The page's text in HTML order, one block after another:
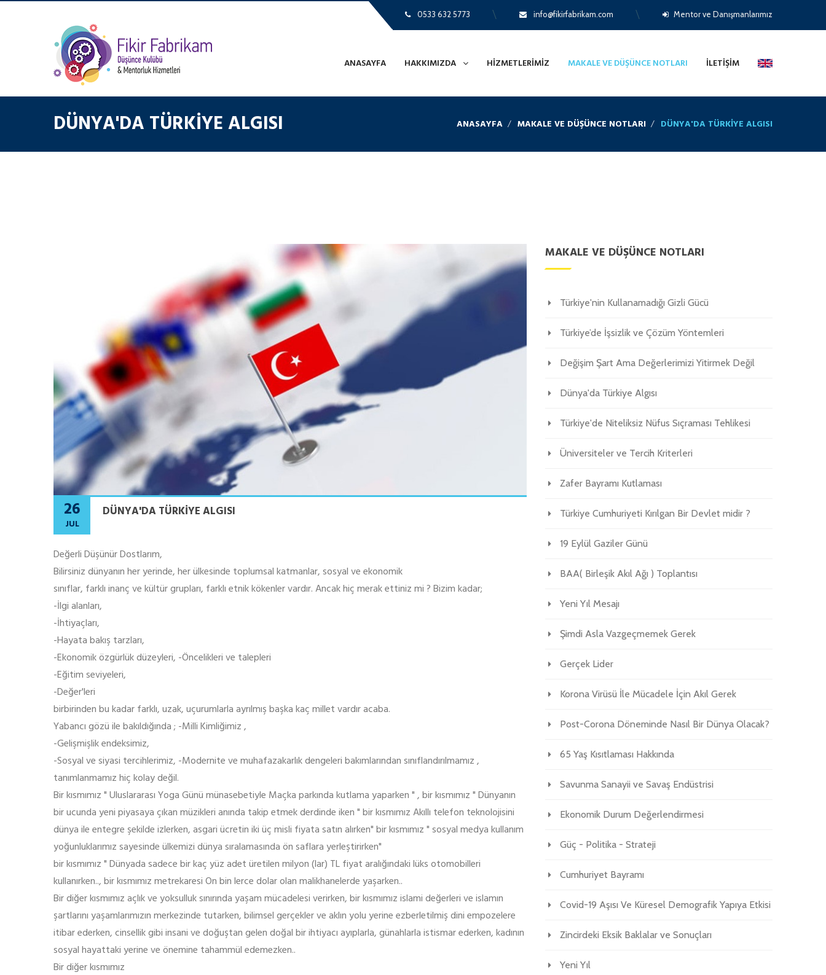
0533 632 5773 info@fikirfabrikam.com Mentor ve Danışmanlarımız
ANASAYFA HAKKIMIZDA HIZMETLERIMIZ MAKALE VE DÜŞÜNCE NOTLARI İLETIŞIM
DÜNYA'DA TÜRKIYE ALGISI ANASAYFA MAKALE VE DÜŞÜNCE NOTLARI DÜNYA'DA TÜRKIYE ALGISI
26
JUL
DÜNYA'DA TÜRKIYE ALGISI
Değerli Düşünür Dostlarım,
Bilirsiniz dünyanın her yerinde, her ülkesinde toplumsal katmanlar, sosyal ve ekonomik
sınıflar, farklı inanç ve kültür grupları, farklı etnik kökenler vardır. Ancak hiç merak ettiniz mi ? Bizim kadar;
-İlgi alanları,
-İhtiyaçları,
-Hayata bakış tarzları,
-Ekonomik özgürlük düzeyleri, -Öncelikleri ve talepleri
-Eğitim seviyeleri,
-Değer'leri
birbirinden bu kadar farklı, uzak, uçurumlarla ayrılmış başka kaç millet vardır acaba.
Yabancı gözü ile bakıldığında ; -Milli Kimliğimiz ,
-Gelişmişlik endeksimiz,
-Sosyal ve siyasi tercihlerimiz, -Modernite ve muhafazakarlık dengeleri bakımlarından sınıflandırılmamız ,
tanımlanmamız hiç kolay değil.
Bir kısmımız " Uluslararası Yoga Günü münasebetiyle Maçka parkında kutlama yaparken " , bir kısmımız " Dünyanın
bir ucunda yeni piyasaya çıkan müzikleri anında takip etmek derdinde iken " bir kısmımız Akıllı telefon teknolojisini
dünya ile entegre şekilde izlerken, asgari ücretin iki üç misli fiyata satın alırken" bir kısmımız " sosyal medya kullanım
yoğunluklarımız sayesinde ülkemizi dünya sıralamasında ön saflara yerleştirirken"
bir kısmımız " Dünyada sadece bir kaç yüz adet üretilen milyon (lar) TL fiyat aralığındaki lüks otomobilleri
kullanırken.., bir kısmımız metrekaresi On bin lerce dolar olan malikhanelerde yaşarken..
Bir diğer kısmımız açlık ve yoksulluk sınırında yaşam mücadelesi verirken, bir kısmımız islami değerleri ve islamın
şartlarını yaşamlarımızın merkezinde tutarken, bilimsel gerçekler ve aklın yolu yerine ezberletilmiş dini empozelere
itibar ederken, cinsellik gibi insani ve doğuştan gelen doğal bir ihtiyacı ayıplarla, günahlarla istismar ederken, kadının
sosyal hayattaki yerine ve önemine tahammül edemezken..
Bir diğer kısmımız
MAKALE VE DÜŞÜNCE NOTLARI
Türkiye'nin Kullanamadığı Gizli Gücü
Türkiye’de İşsizlik ve Çözüm Yöntemleri
Değişim Şart Ama Değerlerimizi Yitirmek Değil
Dünya'da Türkiye Algısı
Türkiye'de Niteliksiz Nüfus Sıçraması Tehlikesi
Üniversiteler ve Tercih Kriterleri
Zafer Bayramı Kutlaması
Türkiye Cumhuriyeti Kırılgan Bir Devlet midir ?
19 Eylül Gaziler Günü
BAA( Birleşik Akıl Ağı ) Toplantısı
Yeni Yıl Mesajı
Şimdi Asla Vazgeçmemek Gerek
Gerçek Lider
Korona Virüsü İle Mücadele İçin Akıl Gerek
Post-Corona Döneminde Nasıl Bir Dünya Olacak?
65 Yaş Kısıtlaması Hakkında
Savunma Sanayii ve Savaş Endüstrisi
Ekonomik Durum Değerlendirmesi
Güç - Politika - Strateji
Cumhuriyet Bayramı
Covid-19 Aşısı Ve Küresel Demografik Yapıya Etkisi
Zincirdeki Eksik Baklalar ve Sonuçları
Yeni Yıl